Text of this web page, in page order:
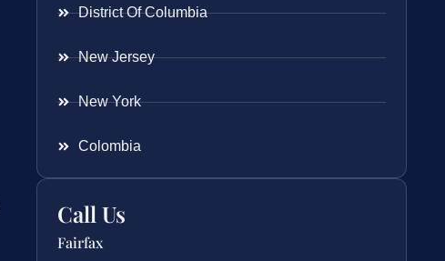
District Of Columbia
New Jersey
New York
Colombia
Call Us
Fairfax